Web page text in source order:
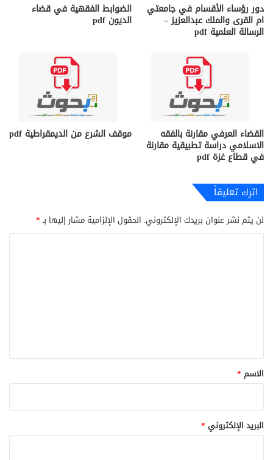
دور رؤساء الأقسام في جامعتي
ام القرى والملك عبدالعزيز –
الرسالة العلمية pdf
الضوابط الفقهية في قضاء
الديون pdf
القضاء العرفي مقارنة بالفقه
الاسلامي دراسة تطبيقية مقارنة
في قطاع غزة pdf
موقف الشرع من الديمقراطية pdf
اترك تعليقاً
لن يتم نشر عنوان بريدك الإلكتروني. الحقول الإلزامية مشار إليها بـ*
*
الاسم *
البريد الإلكتروني *